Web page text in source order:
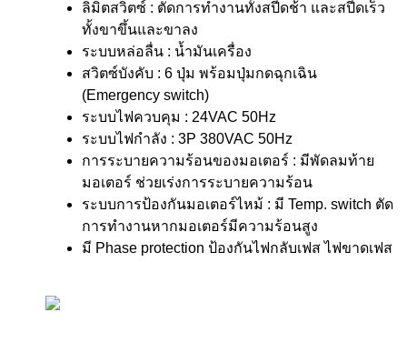
ลิมิตสวิตซ์ : ตัดการทำงานทั้งสปีดช้า และสปีดเร็ว
ทั้งขาขึ้นและขาลง
ระบบหล่อลื่น : น้ำมันเครื่อง
สวิตซ์บังคับ : 6 ปุ่ม พร้อมปุ่มกดฉุกเฉิน
(Emergency switch)
ระบบไฟควบคุม : 24VAC 50Hz
ระบบไฟกำลัง : 3P 380VAC 50Hz
การระบายความร้อนของมอเตอร์ : มีพัดลมท้าย
มอเตอร์ ช่วยเร่งการระบายความร้อน
ระบบการป้องกันมอเตอร์ไหม้ : มี Temp. switch ตัด
การทำงานหากมอเตอร์มีความร้อนสูง
มี Phase protection ป้องกันไฟกลับเฟส ไฟขาดเฟส